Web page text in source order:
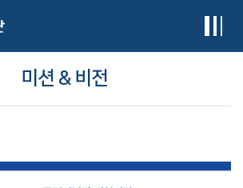
미션 & 비전